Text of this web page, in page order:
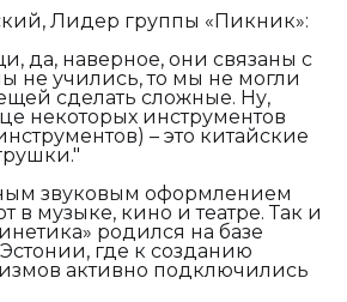
Лидер группы «Пикник»:
да, наверное, они связаны с
не учились, то мы не могли
сделать сложные. Ну,
некоторых инструментов
– это китайские
звуковым оформлением
в музыке, кино и театре. Так и
родился на базе
Эстонии, где к созданию
активно подключились